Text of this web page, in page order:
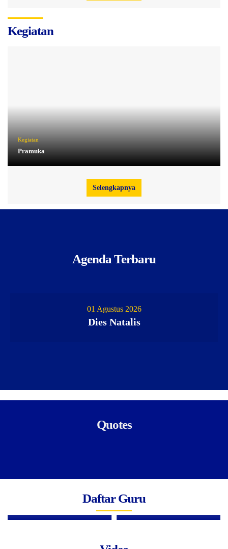
Kegiatan
Kegiatan
Pramuka
Selengkapnya
Agenda Terbaru
01 Agustus 2026
Dies Natalis
Quotes
Daftar GuruYuswandono